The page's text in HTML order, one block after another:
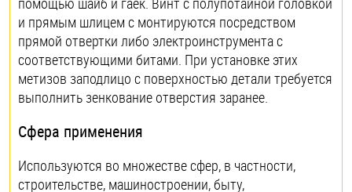
и прямым шлицем с монтируются посредством
прямой отвертки либо электроинструмента с
соответствующими битами. При установке этих
метизов заподлицо с поверхностью детали требуется
выполнить зенкование отверстия заранее.
Сфера применения
Используются во множестве сфер, в частности,
строительстве, машиностроении, быту,